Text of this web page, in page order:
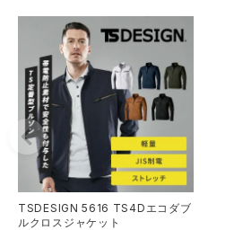
TSDESIGN 5616 TS4Dエコダブ
ルクロスジャケット